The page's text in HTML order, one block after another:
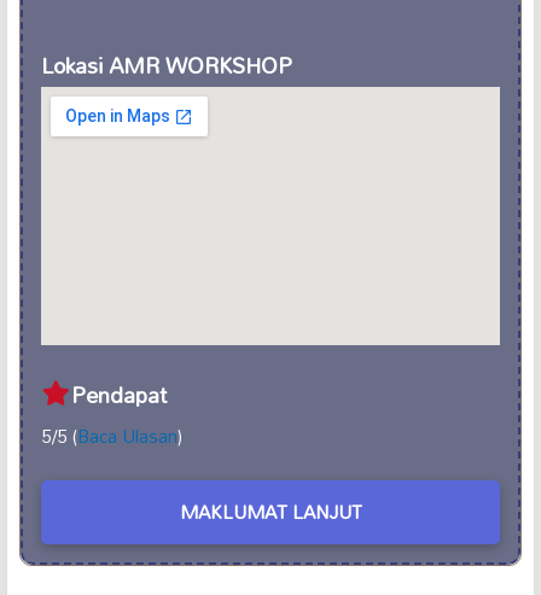
Lokasi AMR WORKSHOP
Pendapat
5/5 (Baca Ulasan)
MAKLUMAT LANJUT